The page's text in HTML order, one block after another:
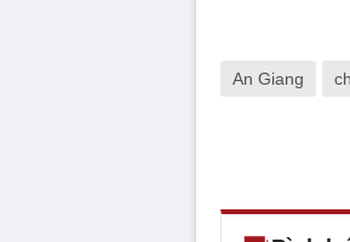
An Giang